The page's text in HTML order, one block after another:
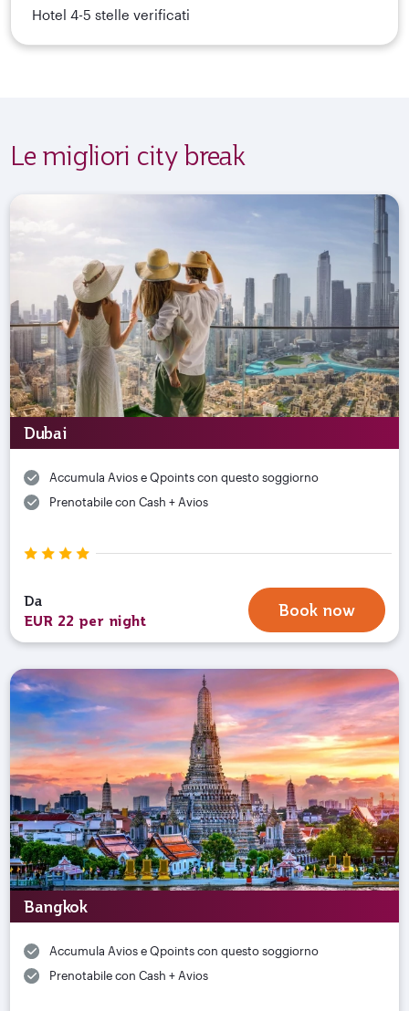
Hotel 4-5 stelle verificati
Le migliori city break
Dubai
Accumula Avios e Qpoints con questo soggiorno
Prenotabile con Cash + Avios
Da
EUR 22 per night
Book now
Bangkok
Accumula Avios e Qpoints con questo soggiorno
Prenotabile con Cash + Avios